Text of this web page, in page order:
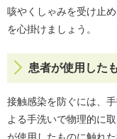
咳やくしゃみを受け止
を心掛けましょう。
患者が使用した
接触感染を防ぐには、
よる手洗いで物理的に
が使用したものに触れ